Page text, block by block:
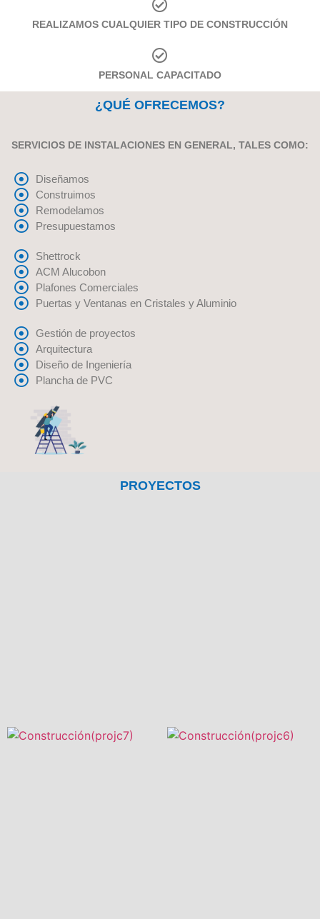
REALIZAMOS CUALQUIER TIPO DE CONSTRUCCIÓN
PERSONAL CAPACITADO
¿QUÉ OFRECEMOS?
SERVICIOS DE INSTALACIONES EN GENERAL, TALES COMO:
Diseñamos
Construimos
Remodelamos
Presupuestamos
Shettrock
ACM Alucobon
Plafones Comerciales
Puertas y Ventanas en Cristales y Aluminio
Gestión de proyectos
Arquitectura
Diseño de Ingeniería
Plancha de PVC
PROYECTOS